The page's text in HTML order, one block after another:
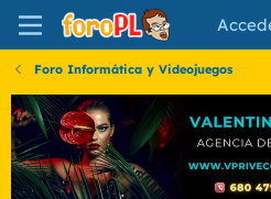
Foro Informática y Videojuegos